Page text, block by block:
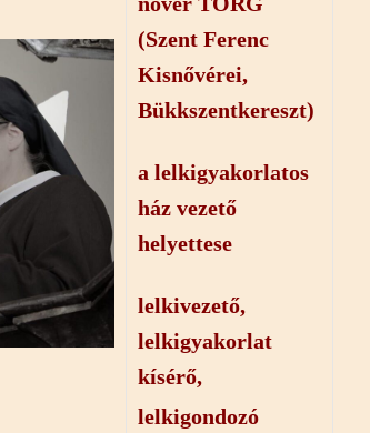
(Szent Ferenc
Kisnővérei,
Bükkszentkereszt)
a lelkigyakorlatos
ház vezető
helyettese
lelkivezető,
lelkigyakorlat
kísérő,
lelkigondozó